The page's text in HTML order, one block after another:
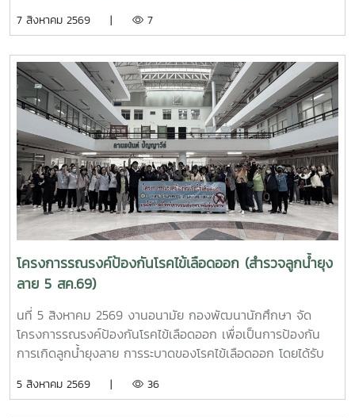
รกิติยาภา นเรนทิราเทพยวดี กรมหลวงราช สาริณีสิริพัชร มหา
น. ณ ลานอนันต์ ปัญญาวีร์ อาคารอำนวย ยศสุขนักศึกษาที่เข้า
ร่วมบริจาคจะได้ชั่วโมงกิจกรรมด้านจิตอาสา ครั้งละ 8 ชั่วโมง-
วันที่ 7 สิงหาคม 2569 มีผู้ประสงค์บริจาคโลหิต จำนวน 95 คน
ผ่านเกณฑ์สามารถบริจาคโลหิตได้ จำนวน 63 คน ( 28,350 CC.)
7 สิงหาคม 2569 | 7
โครงการรณรงค์ป้องกันโรคไข้เลือดออก (สำรวจลูกน้ำยุง
ลาย 5 สค.69)
นที่ 5 สิงหาคม 2569 งานอนามัย กองพัฒนานักศึกษา จัด
โครงการรณรงค์ป้องกันโรคไข้เลือดออก เพื่อเป็นการป้องกัน
การเกิดลูกน้ำยุงลาย การระบาดของโรคไข้เลือดออก โดยได้รับ
นักศึกษาจิตอาสา ร่วมกันสำรวจทำลายแหล่งเพาะพันธุ์ยุงลาย
5 สิงหาคม 2569 | 36